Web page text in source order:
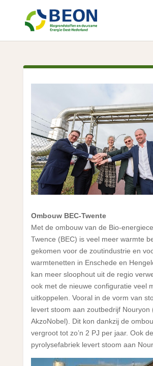
Ombouw BEC-Twente
Met de ombouw van de Bio-
Twence (BEC) is veel meer warmte
gekomen voor de zoutindustrie en
warmtenetten in Enschede en
kan meer sloophout uit de regio
ook met de nieuwe configuratie veel
uitkoppelen. Vooral in de vorm van
levert stoom aan zoutbedrijf Nouryon
AkzoNobel). Dit kon dankzij de
vergroot tot zo’n 2 PJ per jaar. Ook
pyrolysefabriek levert stoom aan